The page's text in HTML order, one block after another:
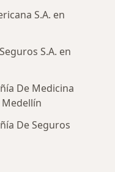
S.A. en
S.A. en
De Medicina
Medellín
De Seguros